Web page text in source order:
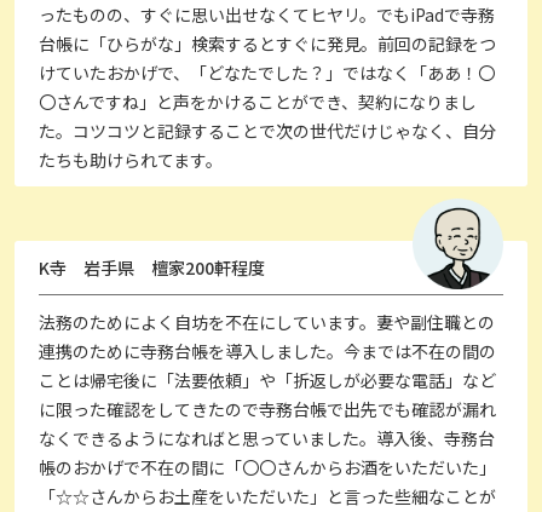
ったものの、すぐに思い出せなくてヒヤリ。でもiPadで寺務
台帳に「ひらがな」検索するとすぐに発見。前回の記録をつ
けていたおかげで、「どなたでした？」ではなく「ああ！〇
〇さんですね」と声をかけることができ、契約になりまし
た。コツコツと記録することで次の世代だけじゃなく、自分
たちも助けられてます。
K寺 岩手県 檀家200軒程度
法務のためによく自坊を不在にしています。妻や副住職との
連携のために寺務台帳を導入しました。今までは不在の間の
ことは帰宅後に「法要依頼」や「折返しが必要な電話」など
に限った確認をしてきたので寺務台帳で出先でも確認が漏れ
なくできるようになればと思っていました。導入後、寺務台
帳のおかげで不在の間に「〇〇さんからお酒をいただいた」
「☆☆さんからお土産をいただいた」と言った些細なことが